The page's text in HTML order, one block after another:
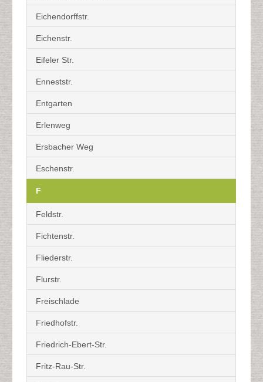
Eichendorffstr.
Eichenstr.
Eifeler Str.
Enneststr.
Entgarten
Erlenweg
Ersbacher Weg
Eschenstr.
F
Feldstr.
Fichtenstr.
Fliederstr.
Flurstr.
Freischlade
Friedhofstr.
Friedrich-Ebert-Str.
Fritz-Rau-Str.